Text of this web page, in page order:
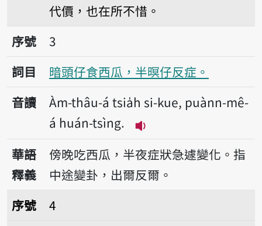
代價，也在所不惜。
序號3暗頭仔食西瓜，半暝仔反症。
序號
3
詞目
暗頭仔食西瓜，半暝仔反症。
音讀
Àm-thâu-á tsia̍h si-kue, puànn-mê-
á huán-tsìng.
播放音讀Àm-thâu-á
華語
釋義
傍晚吃西瓜，半夜症狀急遽變化。指
中途變卦，出爾反爾。
序號4暗頓減食一口，活甲九十九。
序號
4